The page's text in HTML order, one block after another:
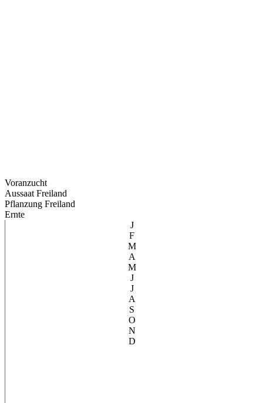
Voranzucht
Aussaat Freiland
Pflanzung Freiland
Ernte
J
F
M
A
M
J
J
A
S
O
N
D